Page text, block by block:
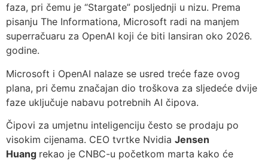
faza, pri čemu je “Stargate” posljednji u nizu. Prema
pisanju The Informationa, Microsoft radi na manjem
superračuaru za OpenAI koji će biti lansiran oko 2026.
godine.
Microsoft i OpenAI nalaze se usred treće faze ovog
plana, pri čemu značajan dio troškova za sljedeće dvije
faze uključuje nabavu potrebnih AI čipova.
Čipovi za umjetnu inteligenciju često se prodaju po
visokim cijenama. CEO tvrtke Nvidia Jensen
Huang rekao je CNBC-u početkom marta kako će